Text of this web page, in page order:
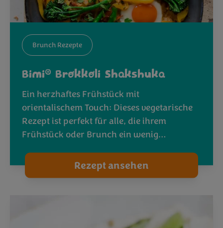
Brunch Rezepte
Bimi® Brokkoli Shakshuka
Ein herzhaftes Frühstück mit
orientalischem Touch: Dieses vegetarische
Rezept ist perfekt für alle, die ihrem
Frühstück oder Brunch ein wenig…
Rezept ansehen